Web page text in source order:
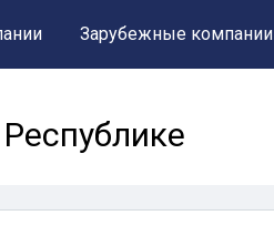
Зарубежные компании